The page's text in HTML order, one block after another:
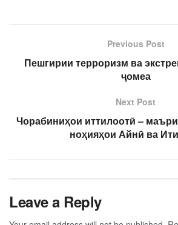
Previous Post
Пешгирии терроризм ва
ҷомеа
Next Post
Чорабиниҳои иттилоотӣ –
ноҳияҳои Айнӣ ва
Leave a Reply